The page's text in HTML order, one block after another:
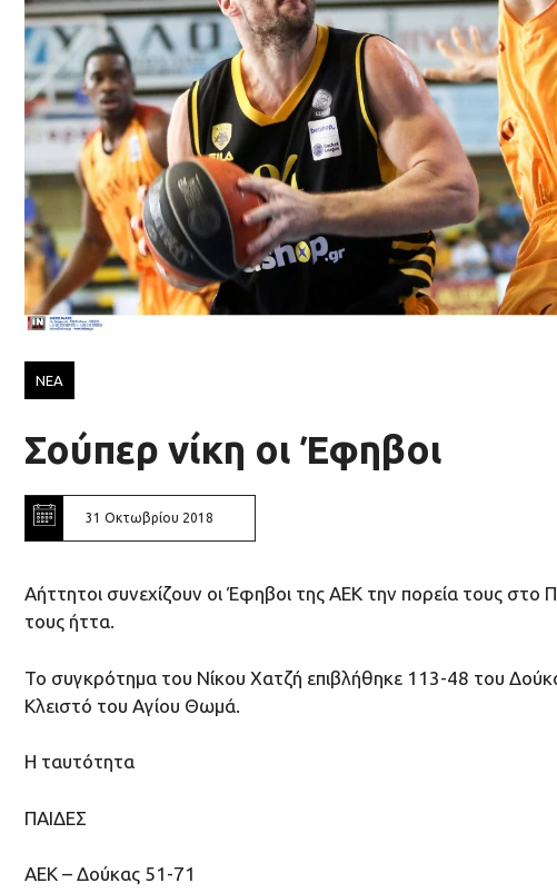
ΝΕΑ
Σούπερ νίκη οι Έφηβοι
31 Οκτωβρίου 2018
Αήττητοι συνεχίζουν οι Έφηβοι της ΑΕΚ την πορεία τους
τους ήττα.
Το συγκρότημα του Νίκου Χατζή επιβλήθηκε 113-48 του
Κλειστό του Αγίου Θωμά.
Η ταυτότητα
ΠΑΙΔΕΣ
ΑΕΚ – Δούκας 51-71